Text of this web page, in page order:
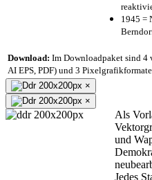
1945 =
Download: Im Downloadpaket sind 4
AI EPS, PDF) und 3
×
×
Als
und
Jedes